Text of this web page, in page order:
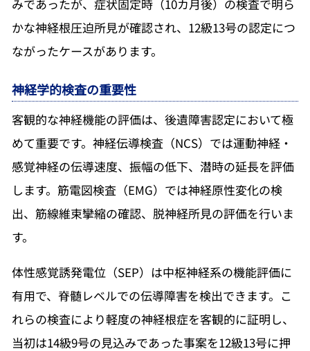
みであったが、症状固定時（10カ月後）の検査で明ら
かな神経根圧迫所見が確認され、12級13号の認定につ
ながったケースがあります。
神経学的検査の重要性
客観的な神経機能の評価は、後遺障害認定において極
めて重要です。神経伝導検査（NCS）では運動神経・
感覚神経の伝導速度、振幅の低下、潜時の延長を評価
します。筋電図検査（EMG）では神経原性変化の検
出、筋線維束攣縮の確認、脱神経所見の評価を行いま
す。
体性感覚誘発電位（SEP）は中枢神経系の機能評価に
有用で、脊髄レベルでの伝導障害を検出できます。こ
れらの検査により軽度の神経根症を客観的に証明し、
当初は14級9号の見込みであった事案を12級13号に押